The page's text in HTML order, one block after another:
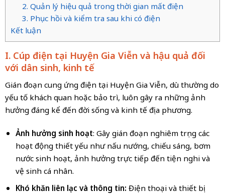
2. Quản lý hiệu quả trong thời gian mất điện
3. Phục hồi và kiểm tra sau khi có điện
Kết luận
I. Cúp điện tại Huyện Gia Viễn và hậu quả đối
với dân sinh, kinh tế
Gián đoạn cung ứng điện tại Huyện Gia Viễn, dù thường do
yếu tố khách quan hoặc bảo trì, luôn gây ra những ảnh
hưởng đáng kể đến đời sống và kinh tế địa phương.
Ảnh hưởng sinh hoạt: Gây gián đoạn nghiêm trọng các
hoạt động thiết yếu như nấu nướng, chiếu sáng, bơm
nước sinh hoạt, ảnh hưởng trực tiếp đến tiện nghi và
vệ sinh cá nhân.
Khó khăn liên lạc và thông tin: Điện thoại và thiết bị